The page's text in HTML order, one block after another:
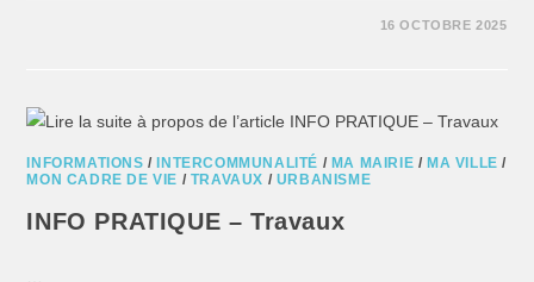
16 OCTOBRE 2025
INFORMATIONS /INTERCOMMUNALITÉ / MA MAIRIE /MA VILLE /
MON CADRE DE VIE / TRAVAUX / URBANISME
INFO PRATIQUE – Travaux